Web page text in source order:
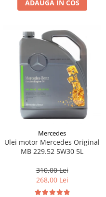
ADAUGA IN COS
Mercedes
Ulei motor Mercedes Original
MB 229.52 5W30 5L
310,00 Lei
268,00 Lei